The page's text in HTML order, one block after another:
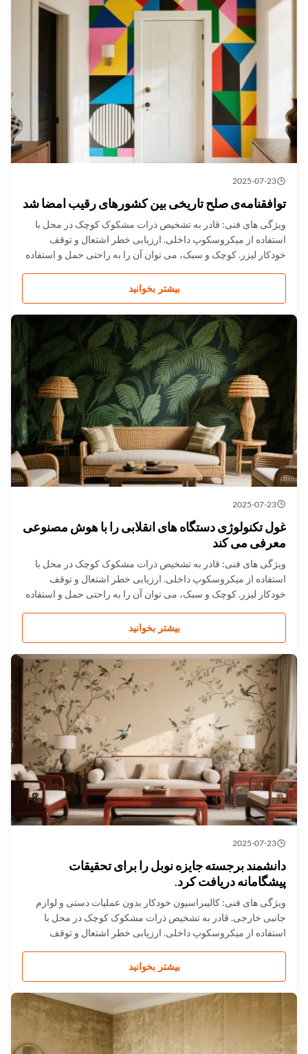
2025-07-23
توافقنامه‌ی صلح تاریخی بین کشورهای رقیب امضا شد
ویژگی های فنی: قادر به تشخیص ذرات مشکوک کوچک در محل با
استفاده از میکروسکوپ داخلی. ارزیابی خطر اشتعال و توقف
خودکار لیزر. کوچک و سبک، می توان آن را به راحتی حمل و استفاده
پلاستیکی. کتابخانه طیف کلی＞13000 گونه و کتابخانه طیف مواد
مخدر...
بیشتر بخوانید
2025-07-23
غول تکنولوژی دستگاه های انقلابی را با هوش مصنوعی
معرفی می کند
ویژگی های فنی: قادر به تشخیص ذرات مشکوک کوچک در محل با
استفاده از میکروسکوپ داخلی. ارزیابی خطر اشتعال و توقف
خودکار لیزر. کوچک و سبک، می توان آن را به راحتی حمل و استفاده
پلاستیکی. کتابخانه طیف کلی＞13000 گونه و کتابخانه طیف مواد
مخدر...
بیشتر بخوانید
2025-07-23
دانشمند برجسته جایزه نوبل را برای تحقیقات
پیشگامانه دریافت کرد.
ویژگی های فنی: کالیبراسیون خودکار بدون عملیات دستی و لوازم
جانبی خارجی. قادر به تشخیص ذرات مشکوک کوچک در محل با
استفاده از میکروسکوپ داخلی. ارزیابی خطر اشتعال و توقف
های پلاستیکی. کوچک و سبک، می توان آن را حمل و به راحتی کار
کرد. کتابخان...
بیشتر بخوانید